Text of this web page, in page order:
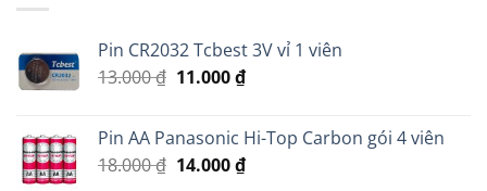
Pin CR2032 Tcbest 3V vỉ 1 viên
13.000₫ Giá
13.000 ₫.
11.000₫Giá
là:
11.000 ₫.
Pin AA Panasonic Hi-Top Carbon gói 4 viên
18.000₫ Giá
14.000₫Giá